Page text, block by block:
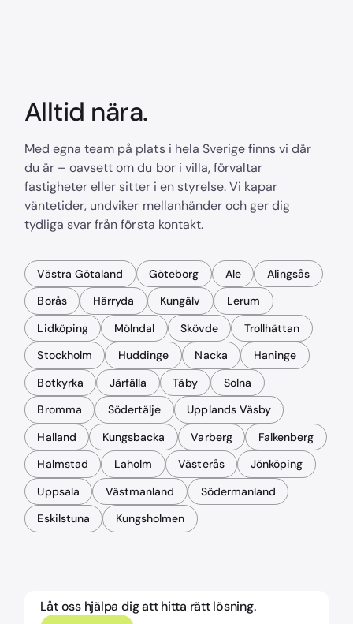
Alltid nära.
Med egna team på plats i hela Sverige finns vi där
du är – oavsett om du bor i villa, förvaltar
fastigheter eller sitter i en styrelse. Vi kapar
väntetider, undviker mellanhänder och ger dig
tydliga svar från första kontakt.
Västra Götaland Göteborg Ale
Alingsås
Borås
Härryda Kungälv
Lerum
Lidköping
Mölndal Skövde
Trollhättan
Stockholm
Huddinge Nacka
Haninge
Botkyrka
Järfälla Täby
Solna
Bromma
Södertälje
Upplands Väsby
Halland
Kungsbacka Varberg
Falkenberg
Halmstad
Laholm Västerås
Jönköping
Uppsala
Västmanland
Södermanland
Eskilstuna
Kungsholmen
Låt oss hjälpa dig att hitta rätt lösning.